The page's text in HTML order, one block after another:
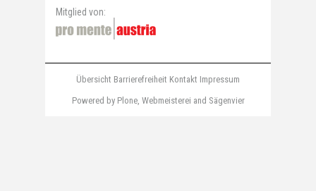
Mitglied von:
Übersicht Barrierefreiheit Kontakt Impressum
Powered by Plone, Webmeisterei and Sägenvier